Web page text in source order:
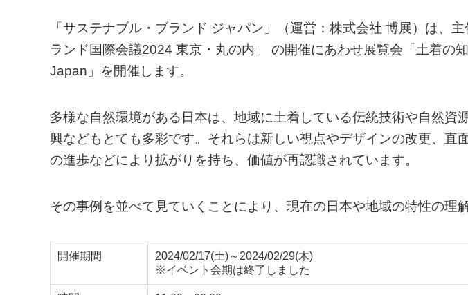
「サステナブル・ブランド ジャパン」（運営：株式会社 博展）は、
ランド国際会議2024 東京・丸の内」 の開催にあわせ展覧会「土着
Japan」を開催します。
多様な自然環境がある日本は、地域に土着している伝統技術や自然資
興などもとても多彩です。それらは新しい視点やデザインの改更、直
の進歩などにより拡がりを持ち、価値が再認識されています。
その事例を並べて見ていくことにより、現在の日本や地域の特性の理
開催期間
2024/02/17(土)～2024/02/29(木)
※イベント会期は終了しました